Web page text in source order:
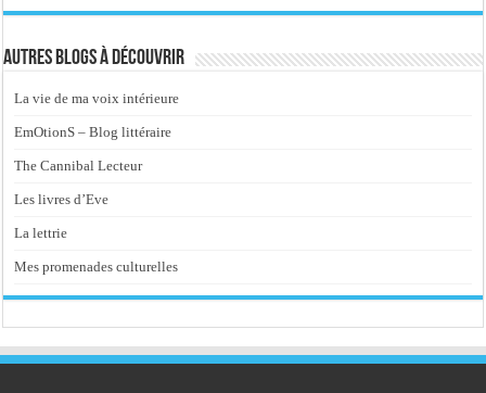
Autres blogs à découvrir
La vie de ma voix intérieure
EmOtionS – Blog littéraire
The Cannibal Lecteur
Les livres d’Eve
La lettrie
Mes promenades culturelles